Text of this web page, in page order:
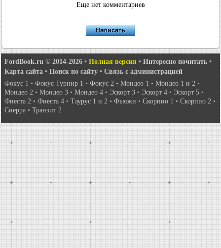
Еще нет комментариев
FordBook.ru © 2014-2026 • Полная версия • Интересно почитать •
Карта сайта • Поиск по сайту • Связь с администрацией
Фокус 1 • Фокус Турнир 1 • Фокус 2 • Мондео 1 • Мондео 1 и 2 •
Мондео 2 • Мондео 3 • Мондео 4 • Эскорт 3 • Эскорт 4 • Эскорт 5 •
Фиеста 2 • Фиеста 4 • Таурус 1 и 2 • Фьюжн • Скорпио 1 • Скорпио 2 •
Сиерра • Транзит 2